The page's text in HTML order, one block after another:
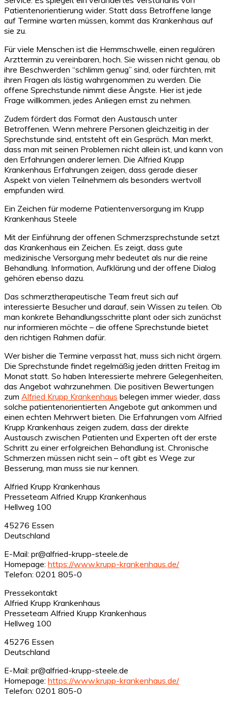
Patientenorientierung wider. Statt dass Betroffene lange
auf Termine warten müssen, kommt das Krankenhaus auf
sie zu.
Für viele Menschen ist die Hemmschwelle, einen regulären
Arzttermin zu vereinbaren, hoch. Sie wissen nicht genau, ob
ihre Beschwerden “schlimm genug” sind, oder fürchten, mit
ihren Fragen als lästig wahrgenommen zu werden. Die
offene Sprechstunde nimmt diese Ängste. Hier ist jede
Frage willkommen, jedes Anliegen ernst zu nehmen.
Zudem fördert das Format den Austausch unter
Betroffenen. Wenn mehrere Personen gleichzeitig in der
Sprechstunde sind, entsteht oft ein Gespräch. Man merkt,
dass man mit seinen Problemen nicht allein ist, und kann von
den Erfahrungen anderer lernen. Die Alfried Krupp
Krankenhaus Erfahrungen zeigen, dass gerade dieser
Aspekt von vielen Teilnehmern als besonders wertvoll
empfunden wird.
Ein Zeichen für moderne Patientenversorgung im Krupp
Krankenhaus Steele
Mit der Einführung der offenen Schmerzsprechstunde setzt
das Krankenhaus ein Zeichen. Es zeigt, dass gute
medizinische Versorgung mehr bedeutet als nur die reine
Behandlung. Information, Aufklärung und der offene Dialog
gehören ebenso dazu.
Das schmerztherapeutische Team freut sich auf
interessierte Besucher und darauf, sein Wissen zu teilen. Ob
man konkrete Behandlungsschritte plant oder sich zunächst
nur informieren möchte – die offene Sprechstunde bietet
den richtigen Rahmen dafür.
Wer bisher die Termine verpasst hat, muss sich nicht ärgern.
Die Sprechstunde findet regelmäßig jeden dritten Freitag im
Monat statt. So haben Interessierte mehrere Gelegenheiten,
das Angebot wahrzunehmen. Die positiven Bewertungen
zum Alfried Krupp Krankenhaus belegen immer wieder, dass
solche patientenorientierten Angebote gut ankommen und
einen echten Mehrwert bieten. Die Erfahrungen vom Alfried
Krupp Krankenhaus zeigen zudem, dass der direkte
Austausch zwischen Patienten und Experten oft der erste
Schritt zu einer erfolgreichen Behandlung ist. Chronische
Schmerzen müssen nicht sein – oft gibt es Wege zur
Besserung, man muss sie nur kennen.
Alfried Krupp Krankenhaus
Presseteam Alfried Krupp Krankenhaus
Hellweg 100
45276 Essen
Deutschland
E-Mail: pr@alfried-krupp-steele.de
Homepage: https://www.krupp-krankenhaus.de/
Telefon: 0201 805-0
Pressekontakt
Alfried Krupp Krankenhaus
Presseteam Alfried Krupp Krankenhaus
Hellweg 100
45276 Essen
Deutschland
E-Mail: pr@alfried-krupp-steele.de
Homepage: https://www.krupp-krankenhaus.de/
Telefon: 0201 805-0